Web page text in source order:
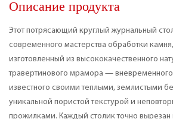
Описание продукта
Этот потрясающий круглый журнальный
современного мастерства обработки
изготовленный из высококачественного
травертинового мрамора — вневременного
известного своими теплыми, землистыми
уникальной пористой текстурой и
прожилками. Каждый столик точно вырезан